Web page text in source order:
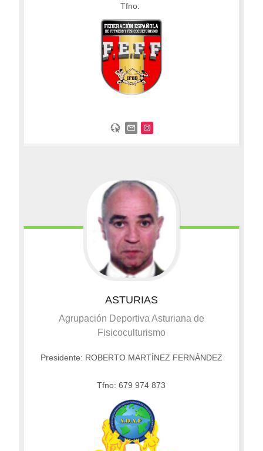
Tfno:
ASTURIAS
Agrupación Deportiva Asturiana de
Fisicoculturismo
Presidente: ROBERTO MARTÍNEZ FERNÁNDEZ
Tfno: 679 974 873